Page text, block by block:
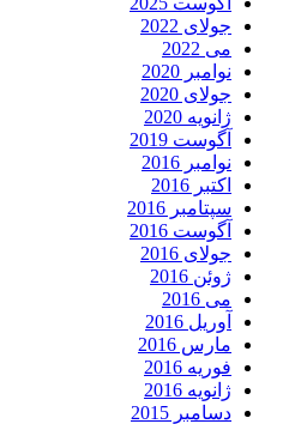
جولای 2022
می 2022
نوامبر 2020
جولای 2020
ژانویه 2020
آگوست 2019
نوامبر 2016
اکتبر 2016
سپتامبر 2016
آگوست 2016
جولای 2016
ژوئن 2016
می 2016
آوریل 2016
مارس 2016
فوریه 2016
ژانویه 2016
دسامبر 2015